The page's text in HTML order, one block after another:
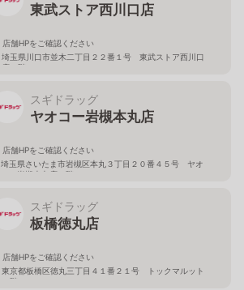
東武ストア西川口店
店舗HPをご確認ください
埼玉県川口市並木二丁目２２番１号 東武ストア西川口
店２階
スギドラッグ
ヤオコー岩槻本丸店
店舗HPをご確認ください
埼玉県さいたま市岩槻区本丸３丁目２０番４５号 ヤオ
コー岩槻本丸店２階
スギドラッグ
板橋徳丸店
店舗HPをご確認ください
東京都板橋区徳丸三丁目４１番２１号 トックマルット
１階